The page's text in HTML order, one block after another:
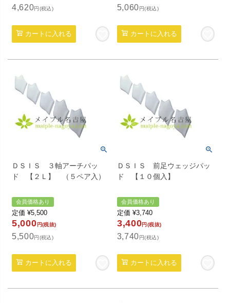
4,620円(税込)
カートに入れる
5,060円(税込)
カートに入れる
ＤＳＩＳ ３軸アーチパッ
ド 【２Ｌ】 （５ペア入）
会員価格あり
定価 ¥5,500
5,000 円(税抜)
5,500円(税込)
カートに入れる
ＤＳＩＳ 前足ウェッジパッ
ド 【１０個入】
会員価格あり
定価 ¥3,740
3,400円(税抜)
3,740円(税込)
カートに入れる